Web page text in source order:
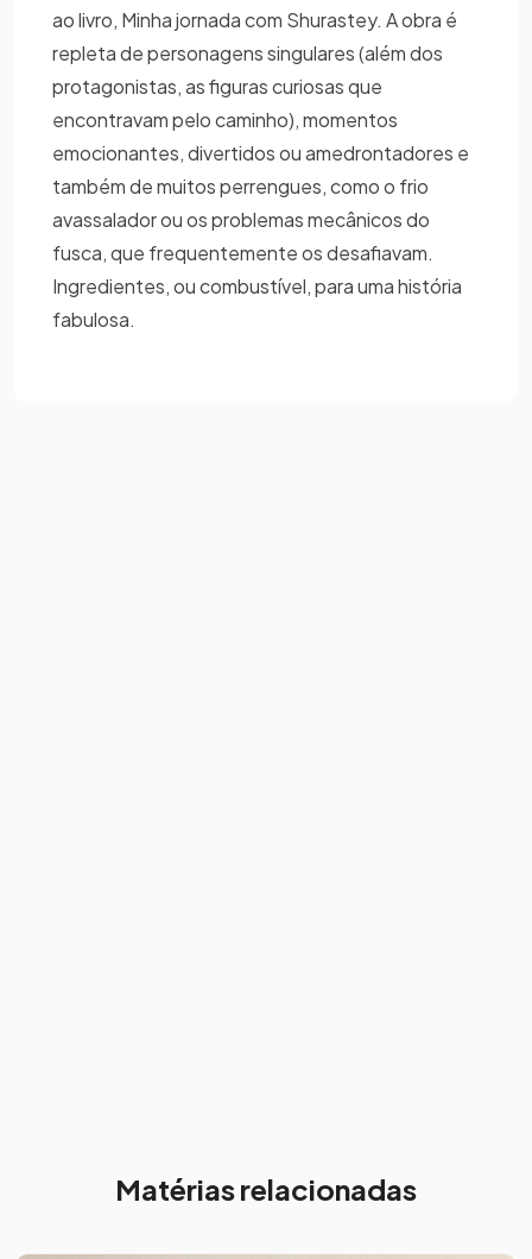
ao livro, Minha jornada com Shurastey. A obra é
repleta de personagens singulares (além dos
protagonistas, as figuras curiosas que
encontravam pelo caminho), momentos
emocionantes, divertidos ou amedrontadores e
também de muitos perrengues, como o frio
avassalador ou os problemas mecânicos do
fusca, que frequentemente os desafiavam.
Ingredientes, ou combustível, para uma história
fabulosa.
Matérias relacionadas